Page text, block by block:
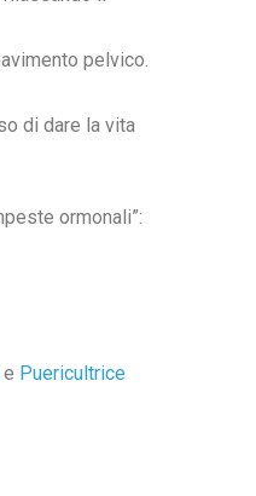
pelvico.
di dare la vita
ormonali”:
Puericultrice